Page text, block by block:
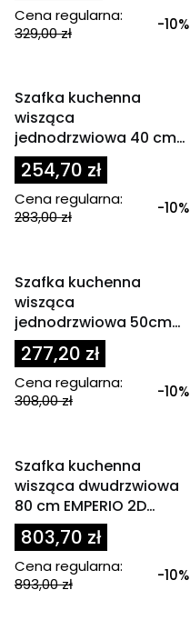
Cena regularna:
329,00 zł
-10%
Szafka kuchenna
wisząca
jednodrzwiowa 40 cm
ECO
254,70 zł
Cena regularna:
283,00 zł
-10%
Szafka kuchenna
wisząca
jednodrzwiowa 50cm
ECO
277,20 zł
Cena regularna:
308,00 zł
-10%
Szafka kuchenna
wisząca dwudrzwiowa
80 cm EMPERIO 2D
WYSOKA
803,70 zł
Cena regularna:
893,00 zł
-10%